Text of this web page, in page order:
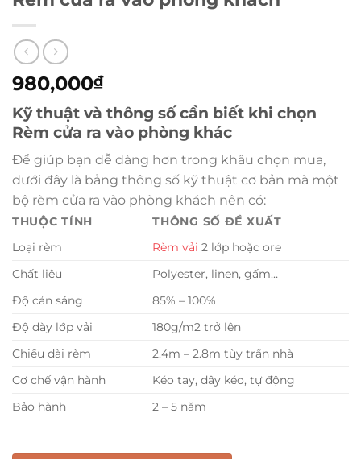
980,000₫
Kỹ thuật và thông số cần biết khi chọn
Rèm cửa ra vào phòng khác
Để giúp bạn dễ dàng hơn trong khâu chọn mua,
dưới đây là bảng thông số kỹ thuật cơ bản mà một
bộ rèm cửa ra vào phòng khách nên có:
THUỘC TÍNH
THÔNG SỐ ĐỀ XUẤT
Loại rèm
Rèm vải 2 lớp hoặc ore
Chất liệu
Polyester, linen, gấm…
Độ cản sáng
85% – 100%
Độ dày lớp vải
180g/m2 trở lên
Chiều dài rèm
2.4m – 2.8m tùy trần nhà
Cơ chế vận hành
Kéo tay, dây kéo, tự động
Bảo hành
2 – 5 năm